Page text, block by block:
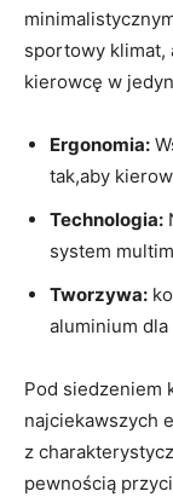
sportowy klimat,
kierowcę w
Ergonomia:
tak,aby
Technologia:
system
Tworzywa:
aluminium dla
Pod siedzeniem
najciekawszych
z
pewnością